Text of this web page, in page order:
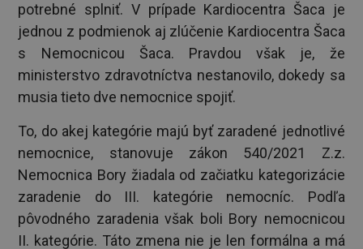
potrebné splniť. V prípade Kardiocentra Šaca je
jednou z podmienok aj zlúčenie Kardiocentra Šaca
s Nemocnicou Šaca. Pravdou však je, že
ministerstvo zdravotníctva nestanovilo, dokedy sa
musia tieto dve nemocnice spojiť.
To, do akej kategórie majú byť zaradené jednotlivé
nemocnice, stanovuje zákon 540/2021 Z.z.
Nemocnica Bory žiadala od začiatku kategorizácie
zaradenie do III. kategórie nemocníc. Podľa
pôvodného zaradenia však boli Bory nemocnicou
II. kategórie. Táto zmena nie je len formálna a má